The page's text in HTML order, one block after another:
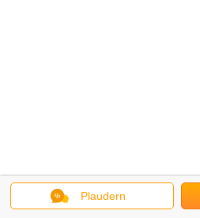
Plaudern